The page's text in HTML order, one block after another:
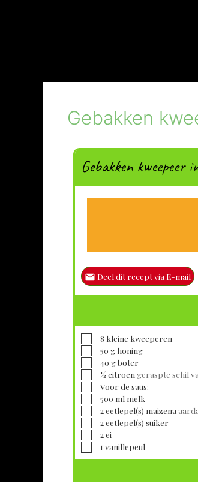
Gebakken
Gebakken kweepeer
Deel dit recept via E-mail
▢
8 kleine kweeperen
▢
50 g honing
▢
40 gboter
▢
½citroen geraspte schil
▢
Voor de saus:
▢
500 ml melk
▢
2eetlepel(s) maizena
▢
2eetlepel(s) suiker
▢
2ei
▢1 vanillepeul